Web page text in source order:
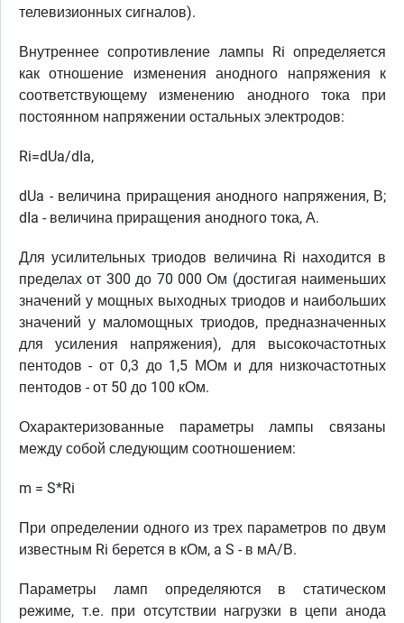
телевизионных сигналов).
Внутреннее сопротивление лампы Ri определяется
как отношение изменения анодного напряжения к
соответствующему изменению анодного тока при
постоянном напряжении остальных электродов:
Ri=dUa/dIa,
dUa - величина приращения анодного напряжения, В;
dIa - величина приращения анодного тока, А.
Для усилительных триодов величина Ri находится в
пределах от 300 до 70 000 Ом (достигая наименьших
значений у мощных выходных триодов и наибольших
значений у маломощных триодов, предназначенных
для усиления напряжения), для высокочастотных
пентодов - от 0,3 до 1,5 МОм и для низкочастотных
пентодов - от 50 до 100 кОм.
Охарактеризованные параметры лампы связаны
между собой следующим соотношением:
m = S*Ri
При определении одного из трех параметров по двум
известным Ri берется в кОм, a S - в мА/В.
Параметры ламп определяются в статическом
режиме, т.е. при отсутствии нагрузки в цепи анода